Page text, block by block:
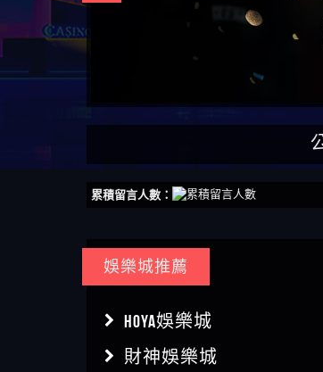
公告：DISS
累積留言人數：
娛樂城推薦
HOYA娛樂城
財神娛樂城